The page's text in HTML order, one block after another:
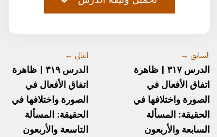
السابق →
الدرس ٣١٧ | ظاهرة
اتفاق الأفعال في
الصورة واختلافها في
الحقيقة: المسألة
السابعة والأربعون
التالي ←
الدرس ٣١٩ | ظاهرة
اتفاق الأفعال في
الصورة واختلافها في
الحقيقة: المسألة
التاسعة والأربعون